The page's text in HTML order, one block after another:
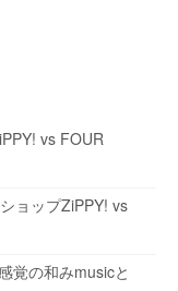
vs FOUR
ョップZiPPY! vs
覚の和みmusicと